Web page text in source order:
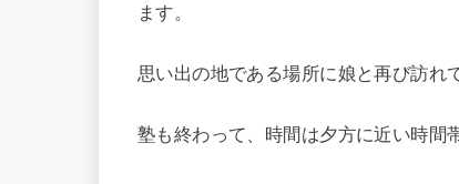
ます。
思い出の地である場所に娘と再び訪れ
塾も終わって、時間は夕方に近い時間帯